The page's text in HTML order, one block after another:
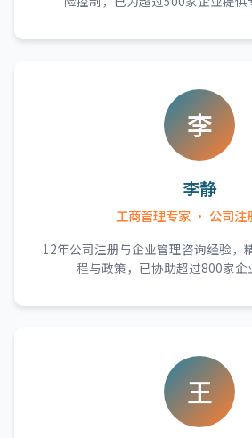
李
李静
工商管理专家 · 公司注
12年公司注册与企业管理咨询经验，
程与政策，已协助超过800家企
王